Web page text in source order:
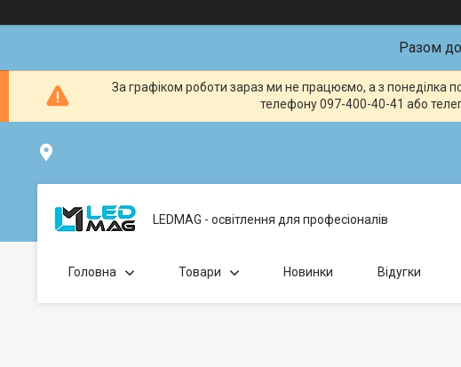
Разом
За графіком роботи зараз ми не працюємо, а з понеділка
телефону 097-400-40-41 або
LEDMAG - освітлення для професіоналів
Головна Товари Новинки Відугки